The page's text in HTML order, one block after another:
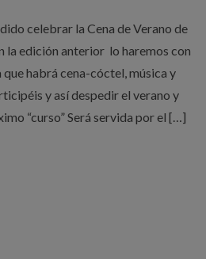
celebrar la Cena de Verano de
la edición anterior lo haremos con
que habrá cena-cóctel, música y
y así despedir el verano y
“curso” Será servida por el […]